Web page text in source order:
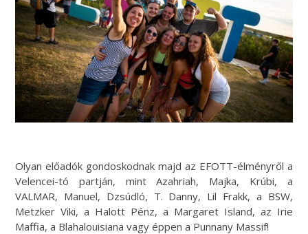
Olyan előadók gondoskodnak majd az EFOTT-élményről a
Velencei-tó partján, mint Azahriah, Majka, Krúbi, a
VALMAR, Manuel, Dzsúdló, T. Danny, Lil Frakk, a BSW,
Metzker Viki, a Halott Pénz, a Margaret Island, az Irie
Maffia, a Blahalouisiana vagy éppen a Punnany Massif!